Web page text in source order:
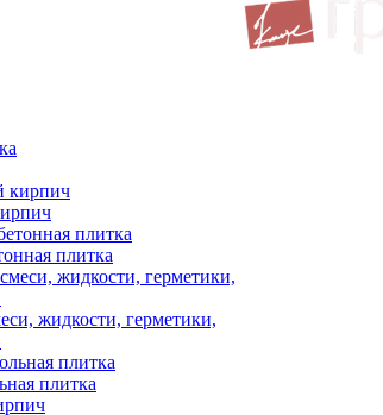
плитка
жидкости, герметики,
плитка